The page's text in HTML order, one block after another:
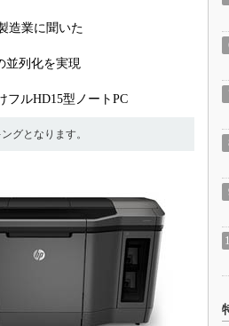
造業に聞いた
並列化を実現
フルHD15型ノートPC
グとなります。